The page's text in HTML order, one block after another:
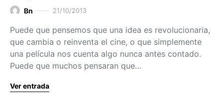
Bn 21/10/2013
Puede que pensemos que una idea es revolucionaria,
que cambia o reinventa el cine, o que simplemente
una película nos cuenta algo nunca antes contado.
Puede que muchos pensaran que…
Ver entrada